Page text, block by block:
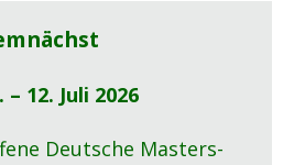
– 12. Juli 2026
Deutsche Masters-